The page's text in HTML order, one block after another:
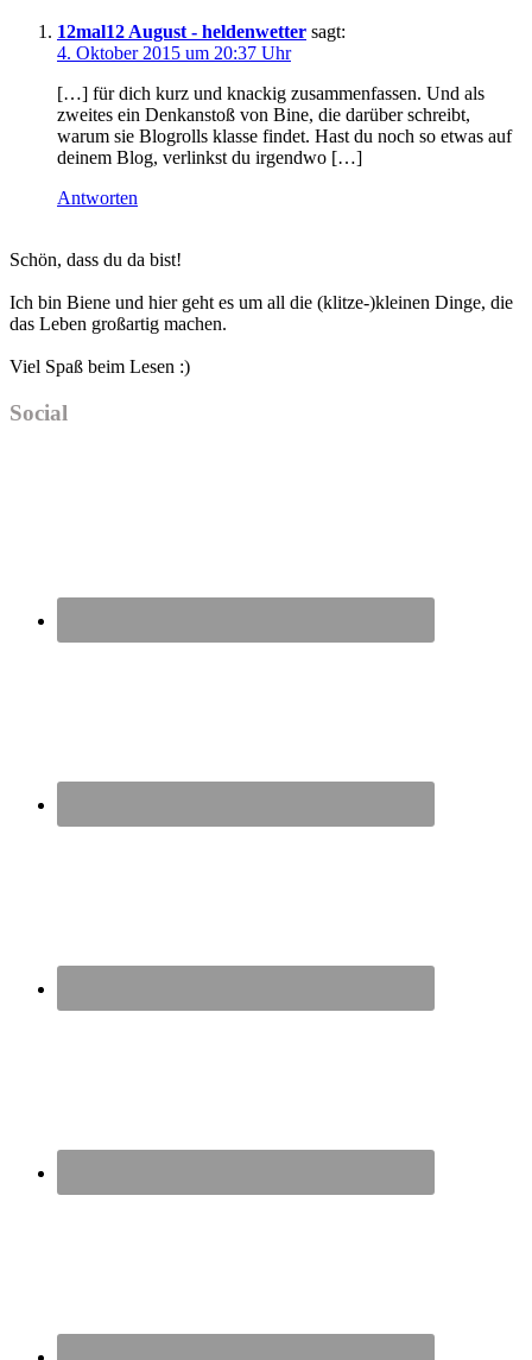
12mal12 August - heldenwetter sagt:
4. Oktober 2015 um 20:37 Uhr
[…] für dich kurz und knackig zusammenfassen. Und als
zweites ein Denkanstoß von Bine, die darüber schreibt,
warum sie Blogrolls klasse findet. Hast du noch so etwas auf
deinem Blog, verlinkst du irgendwo […]
Antworten
Sidebar
Schön, dass du da bist!
Ich bin Biene und hier geht es um all die (klitze-)kleinen Dinge, die
das Leben großartig machen.
Viel Spaß beim Lesen :)
Social